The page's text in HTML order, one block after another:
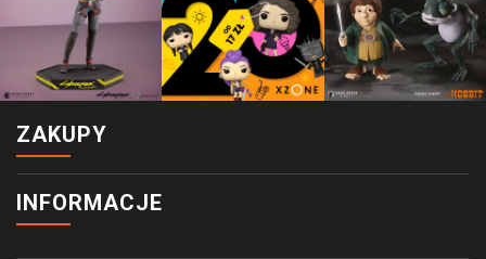
ZAKUPY
INFORMACJE